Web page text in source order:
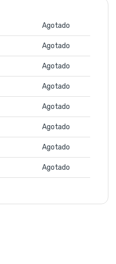
Agotado
Agotado
Agotado
Agotado
Agotado
Agotado
Agotado
Agotado